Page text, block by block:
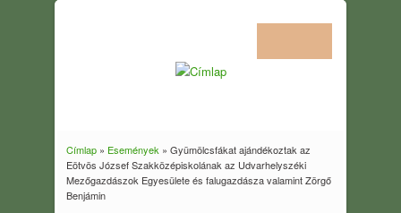
Jelenlegi hely
Címlap» Események » Gyümölcsfákat ajándékoztak az
Eötvös József Szakközépiskolának az Udvarhelyszéki
Mezőgazdászok Egyesülete és falugazdásza valamint Zörgő
Benjámin